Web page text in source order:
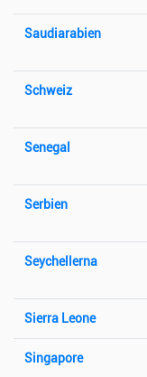
Saudiarabien
Schweiz
Senegal
Serbien
Seychellerna
Sierra Leone
Singapore